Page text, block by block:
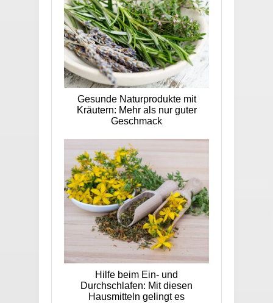
Gesunde Naturprodukte mit
Kräutern: Mehr als nur guter
Geschmack
Hilfe beim Ein- und
Durchschlafen: Mit diesen
Hausmitteln gelingt es